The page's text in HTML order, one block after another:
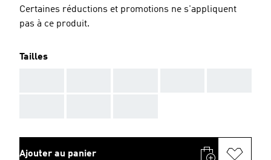
Certaines réductions et promotions ne s'appliquent
pas à ce produit.
Tailles
Ajouter au panier